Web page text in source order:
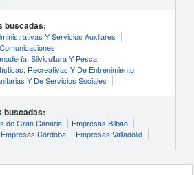
buscadas:
Y Servicios Auxliares
Silvicultura Y Pesca
Recreativas Y De Entrenimiento
Y De Servicios Sociales
buscadas:
de Gran Canaria
Empresas Bilbao
Empresas Córdoba Empresas Valladolid